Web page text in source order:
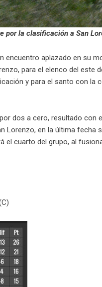
por la clasificación a San
encuentro aplazado en su
para el elenco del este
y para el santo con la
dos a cero, resultado con
Lorenzo, en la última fecha
el cuarto del grupo, al